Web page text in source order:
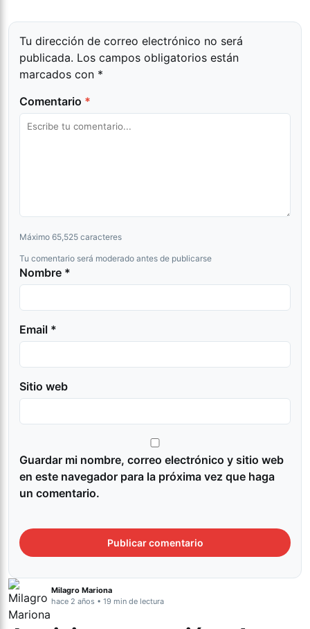
Tu dirección de correo electrónico no será
publicada. Los campos obligatorios están
marcados con *
Comentario *
Máximo 65,525 caracteres
Tu comentario será moderado antes de publicarse
Nombre *
Email *
Sitio web
Guardar mi nombre, correo electrónico y sitio web
en este navegador para la próxima vez que haga
un comentario.
Milagro Mariona
hace 2 años • 19 min de lectura